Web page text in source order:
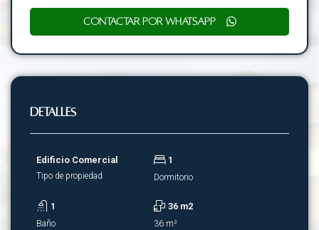
Detalles
Edificio Comercial
Tipo de propiedad
1
Dormitorio
1
Baño
36 m2
36 m²
Contactar por WhatsApp